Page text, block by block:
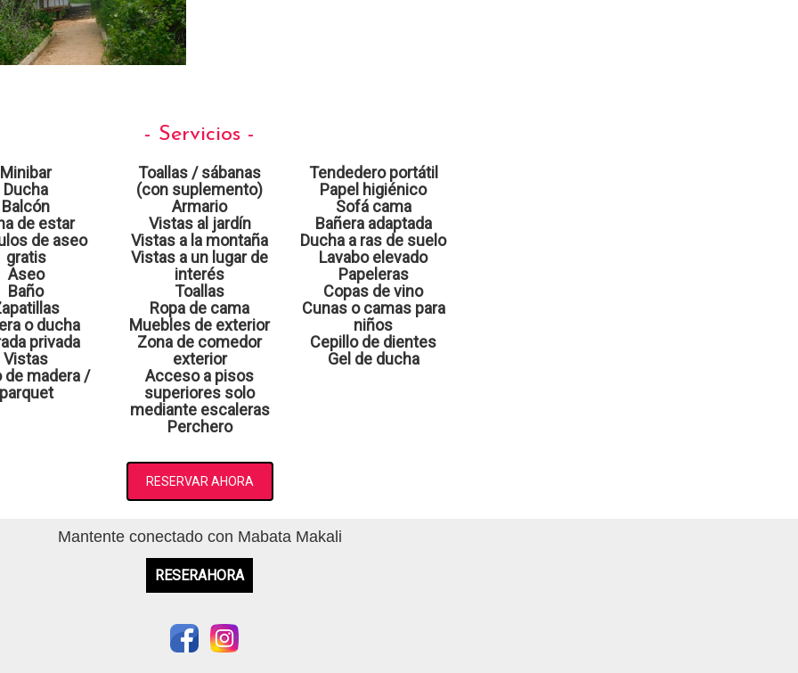
- Servicios -
Minibar
Ducha
Balcón
de estar
de aseo
gratis
Aseo
Baño
o ducha
privada
Vistas
de madera /
Toallas / sábanas
(con suplemento)
Armario
Vistas al jardín
Vistas a la montaña
Vistas a un lugar de
interés
Toallas
Ropa de cama
Muebles de exterior
Zona de comedor
exterior
Acceso a pisos
superiores solo
mediante escaleras
Perchero
Tendedero portátil
Papel higiénico
Sofá cama
Bañera adaptada
Ducha a ras de suelo
Lavabo elevado
Papeleras
Copas de vino
Cunas o camas para
niños
Cepillo de dientes
Gel de ducha
RESERVAR AHORA
Mantente conectado con Mabata Makali
RESERAHORA